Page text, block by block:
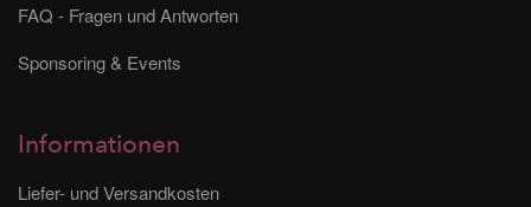
FAQ - Fragen und Antworten
Sponsoring & Events
Informationen
Liefer- und Versandkosten